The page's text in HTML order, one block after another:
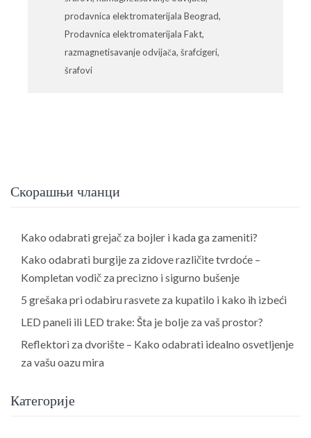
prodavnica elektromaterijala Beograd,
Prodavnica elektromaterijala Fakt,
razmagnetisavanje odvijača, šrafcigeri,
šrafovi
Скорашњи чланци
Kako odabrati grejač za bojler i kada ga zameniti?
Kako odabrati burgije za zidove različite tvrdoće –
Kompletan vodič za precizno i sigurno bušenje
5 grešaka pri odabiru rasvete za kupatilo i kako ih izbeći
LED paneli ili LED trake: Šta je bolje za vaš prostor?
Reflektori za dvorište – Kako odabrati idealno osvetljenje
za vašu oazu mira
Категорије